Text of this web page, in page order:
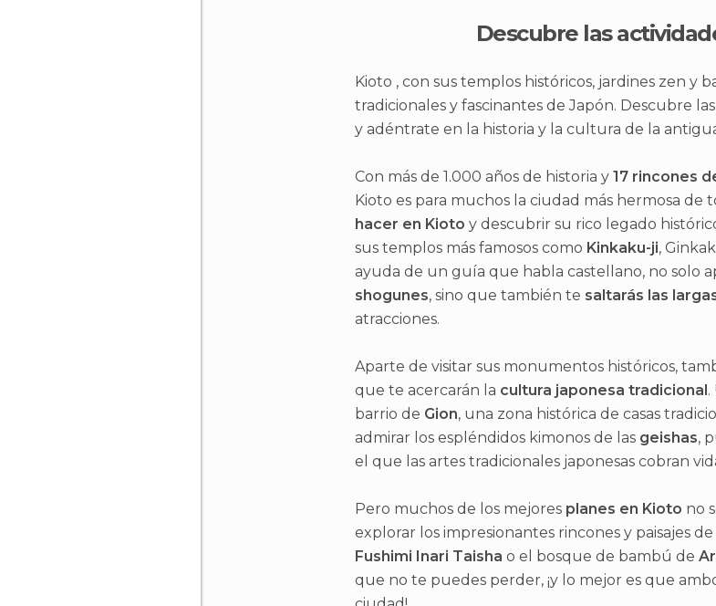
Descubre las
Kioto , con sus templos históricos, jardines zen y
tradicionales y fascinantes de Japón. Descubre
y adéntrate en la historia y la cultura de la
Con más de 1.000 años de historia y 17 rincones
Kioto es para muchos la ciudad más hermosa de
hacer en Kioto y descubrir su rico legado
sus templos más famosos como Kinkaku-ji,
ayuda de un guía que habla castellano, no solo
shogunes, sino que también te saltarás las
atracciones.
Aparte de visitar sus monumentos históricos,
que te acercarán la cultura japonesa tradicional.
barrio de Gion, una zona histórica de casas
admirar los espléndidos kimonos de las geishas,
el que las artes tradicionales japonesas cobran
Pero muchos de los mejores planes en Kioto no
explorar los impresionantes rincones y paisajes
Fushimi Inari Taisha o el bosque de bambú de
que no te puedes perder, ¡y lo mejor es que